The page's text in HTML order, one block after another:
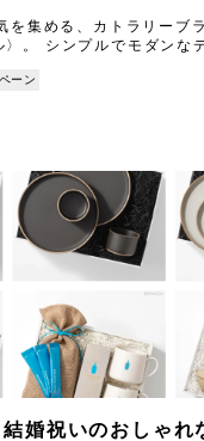
を集める、カトラリーブ
。 シンプルでモダンな
ーン
婚祝いのおしゃれ